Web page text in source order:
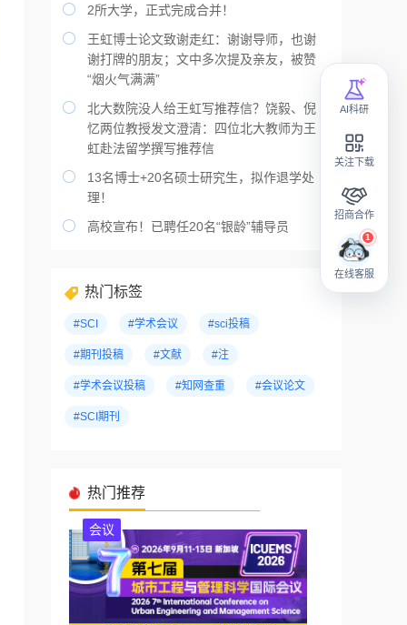

2所大学，正式完成合并！

王虹博士论文致谢走红：谢谢导师，也谢
谢打牌的朋友；文中多次提及亲友，被赞
“烟火气满满”

北大数院没人给王虹写推荐信？饶毅、倪
忆两位教授发文澄清：四位北大教师为王
虹赴法留学撰写推荐信

13名博士+20名硕士研究生，拟作退学处
理！

高校宣布！已聘任20名“银龄”辅导员
热门标签
#SCI #学术会议 #sci投稿
#期刊投稿 #文献 #注
#学术会议投稿 #知网查重 #会议论文
#SCI期刊
热门推荐
会议
AI科研
关注下载
招商合作
在线客服